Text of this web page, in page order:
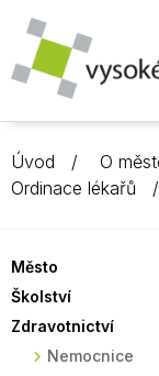
Úvod O
Ordinace lékařů
Město
Školství
Zdravotnictví
Nemocnice